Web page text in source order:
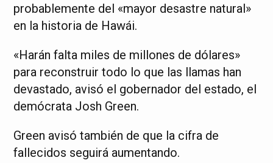
probablemente del «mayor desastre natural»
en la historia de Hawái.
«Harán falta miles de millones de dólares»
para reconstruir todo lo que las llamas han
devastado, avisó el gobernador del estado, el
demócrata Josh Green.
Green avisó también de que la cifra de
fallecidos seguirá aumentando.